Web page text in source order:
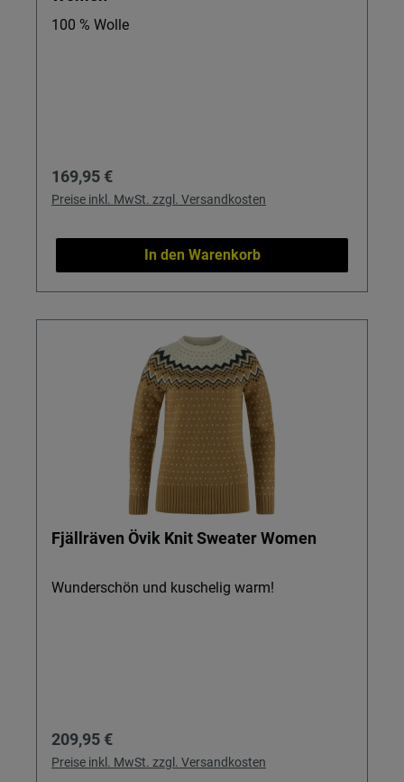
100 % Wolle
Regulärer Preis:
169,95 €
Preise inkl. MwSt. zzgl. Versandkosten
In den Warenkorb
Fjällräven Övik Knit Sweater Women
Wunderschön und kuschelig warm!
Regulärer Preis:
209,95 €
Preise inkl. MwSt. zzgl. Versandkosten